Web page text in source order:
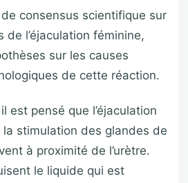
de consensus scientifique sur
de l’éjaculation féminine,
sur les causes
de cette réaction.
est pensé que l’éjaculation
stimulation des glandes de
à proximité de l’urètre.
le liquide qui est